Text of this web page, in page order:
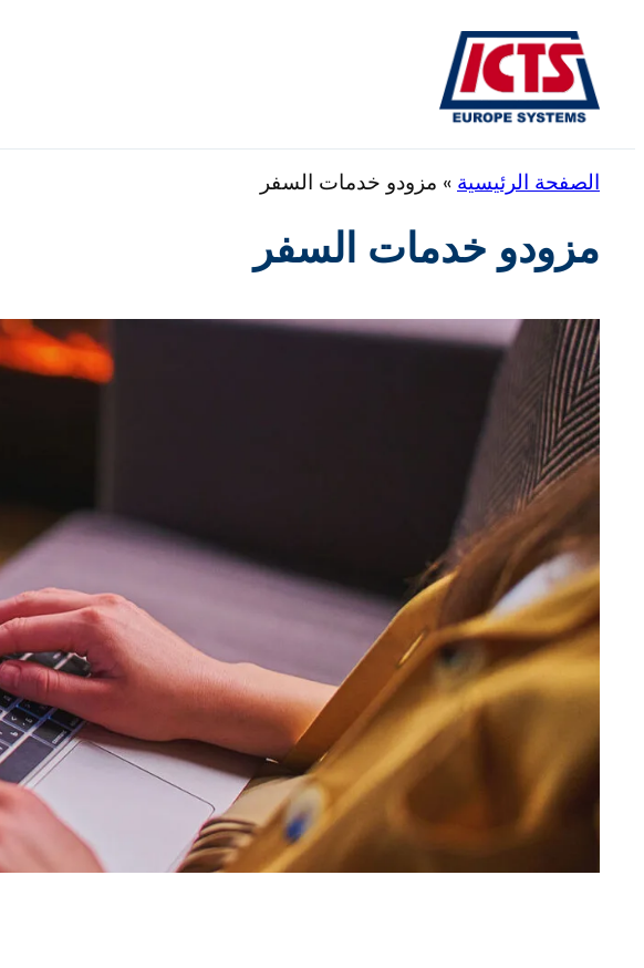
المحتوى
الصفحة الرئيسية » مزودو خدمات السفر
مزودو خدمات السفر